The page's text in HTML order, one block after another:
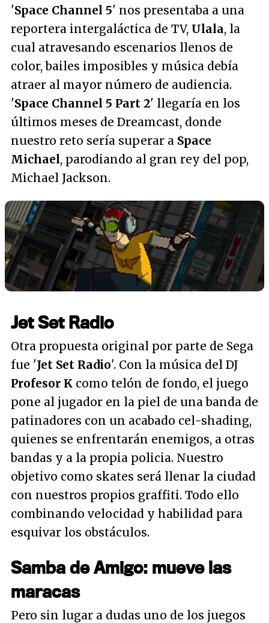
'Space Channel 5' nos presentaba a una
reportera intergaláctica de TV, Ulala, la
cual atravesando escenarios llenos de
color, bailes imposibles y música debía
atraer al mayor número de audiencia.
'Space Channel 5 Part 2' llegaría en los
últimos meses de Dreamcast, donde
nuestro reto sería superar a Space
Michael, parodiando al gran rey del pop,
Michael Jackson.
Jet Set Radio
Otra propuesta original por parte de Sega
fue 'Jet Set Radio'. Con la música del DJ
Profesor K como telón de fondo, el juego
pone al jugador en la piel de una banda de
patinadores con un acabado cel-shading,
quienes se enfrentarán enemigos, a otras
bandas y a la propia policia. Nuestro
objetivo como skates será llenar la ciudad
con nuestros propios graffiti. Todo ello
combinando velocidad y habilidad para
esquivar los obstáculos.
Samba de Amigo: mueve las
maracas
Pero sin lugar a dudas uno de los juegos